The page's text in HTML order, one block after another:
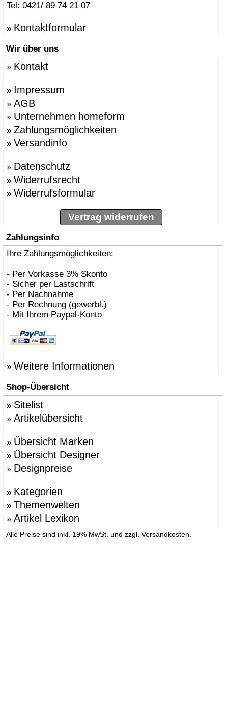
Tel: 0421/ 89 74 21 07
» Kontaktformular
Wir über uns
» Kontakt
» Impressum
» AGB
» Unternehmen homeform
» Zahlungsmöglichkeiten
» Versandinfo
» Datenschutz
» Widerrufsrecht
» Widerrufsformular
Vertrag widerrufen
Zahlungsinfo
Ihre Zahlungsmöglichkeiten:
- Per Vorkasse 3% Skonto
- Sicher per Lastschrift
- Per Nachnahme
- Per Rechnung (gewerbl.)
- Mit Ihrem Paypal-Konto
» Weitere Informationen
Shop-Übersicht
» Sitelist
» Artikelübersicht
» Übersicht Marken
» Übersicht Designer
» Designpreise
» Kategorien
» Themenwelten
» Artikel Lexikon
Alle Preise sind inkl. 19% MwSt. und zzgl. Versandkosten.